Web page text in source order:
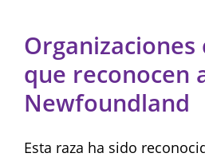
Organizaciones
que reconocen
Newfoundland
Esta raza ha sido